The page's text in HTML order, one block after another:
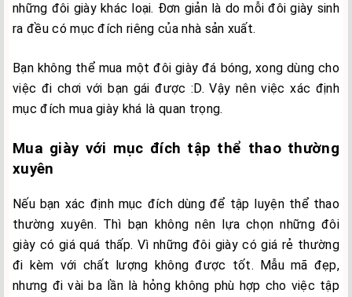
những đôi giày khác loại. Đơn giản là do mỗi đôi giày sinh
ra đều có mục đích riêng của nhà sản xuất.
Bạn không thể mua một đôi giày đá bóng, xong dùng cho
việc đi chơi với bạn gái được :D. Vậy nên việc xác định
mục đích mua giày khá là quan trọng.
Mua giày với mục đích tập thể thao thường
xuyên
Nếu bạn xác định mục đích dùng để tập luyện thể thao
thường xuyên. Thì bạn không nên lựa chọn những đôi
giày có giá quá thấp. Vì những đôi giày có giá rẻ thường
đi kèm với chất lượng không được tốt. Mẫu mã đẹp,
nhưng đi vài ba lần là hỏng không phù hợp cho việc tập